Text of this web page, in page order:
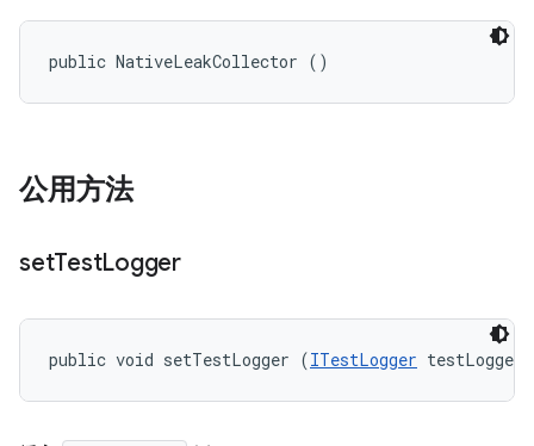
public NativeLeakCollector ()
公用方法
setTestLogger
public void setTestLogger (ITestLogger testLogger)